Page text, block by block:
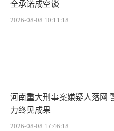
我现在用着一台
手机隔离回来。
的决定，不作为大家
想想在新冠肺炎
全承诺成空谈
2026-08-08 10:11:18
河南重大刑事案嫌疑人落网
力终见成果
2026-08-08 17:46:18